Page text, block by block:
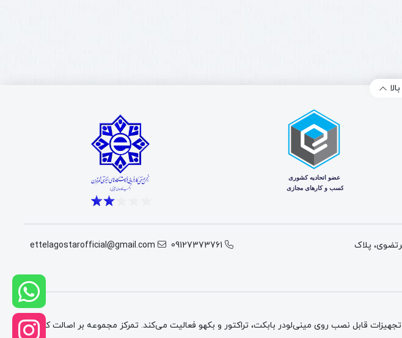
پلاک 09127373761
ettelagostarofficial@gmail.com
قابل نصب روی مینی‌لودر بابکت، تراکتور و بکهو فعالیت می‌کند. تمرکز مجموعه بر اصالت کالا،